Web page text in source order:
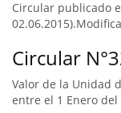
Circular publicado
Circular
Valor de la Unidad
entre el 1 Enero del